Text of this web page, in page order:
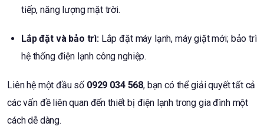
tiếp, năng lượng mặt trời.
Lắp đặt và bảo trì:Lắp đặt máy lạnh, máy giặt mới; bảo trì
hệ thống điện lạnh công nghiệp.
Liên hệ một đầu số 0929 034 568, bạn có thể giải quyết tất cả
các vấn đề liên quan đến thiết bị điện lạnh trong gia đình một
cách dễ dàng.